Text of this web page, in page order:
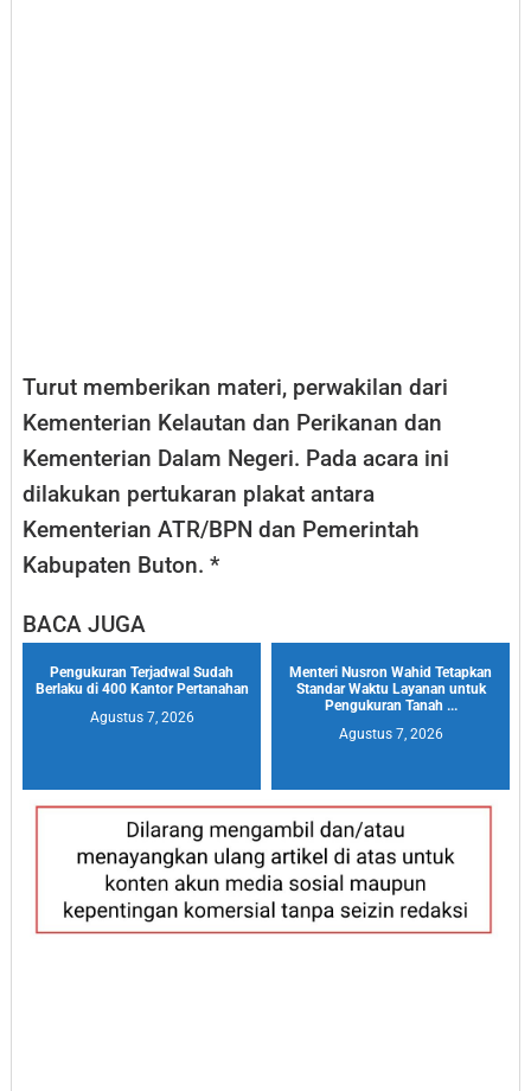
Turut memberikan materi, perwakilan dari
Kementerian Kelautan dan Perikanan dan
Kementerian Dalam Negeri. Pada acara ini
dilakukan pertukaran plakat antara
Kementerian ATR/BPN dan Pemerintah
Kabupaten Buton. *
BACA JUGA
Pengukuran Terjadwal Sudah
Berlaku di 400 Kantor Pertanahan
Agustus 7, 2026
Menteri Nusron Wahid Tetapkan
Standar Waktu Layanan untuk
Pengukuran Tanah ...
Agustus 7, 2026